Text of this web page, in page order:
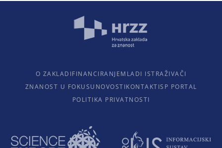
O ZAKLADIFINANCIRANJEMLADI ISTRAŽIVAČI
ZNANOST U FOKUSU NOVOSTIKONTAKTISP PORTAL
POLITIKA PRIVATNOSTI